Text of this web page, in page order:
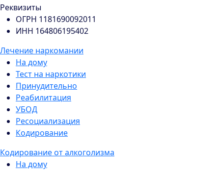
Реквизиты
ОГРН 1181690092011
ИНН 164806195402
Лечение наркомании
На дому
Тест на наркотики
Принудительно
Реабилитация
УБОД
Ресоциализация
Кодирование
Кодирование от алкоголизма
На дому